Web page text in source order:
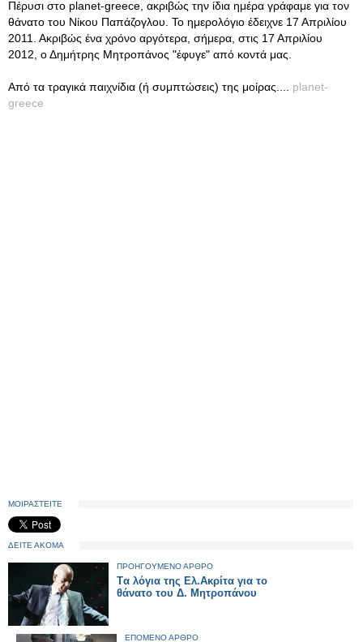
Πέρυσι στο planet-greece, ακριβώς την ίδια ημέρα γράφαμε για τον
θάνατο του Νίκου Παπάζογλου. Το ημερολόγιο έδειχνε 17 Απριλίου
2011. Ακριβώς ένα χρόνο αργότερα, σήμερα, στις 17 Απριλίου
2012, ο Δημήτρης Μητροπάνος "έφυγε" από κοντά μας.
Από τα τραγικά παιχνίδια (ή συμπτώσεις) της μοίρας.... planet-
greece
ΜΟΙΡΑΣΤΕΙΤΕ
ΔΕΙΤΕ ΑΚΟΜΑ
ΠΡΟΗΓΟΥΜΕΝΟ ΑΡΘΡΟ
Tα λόγια της Ελ.Ακρίτα για το
θάνατο του Δ. Μητροπάνου
ΕΠΟΜΕΝΟ ΑΡΘΡΟ